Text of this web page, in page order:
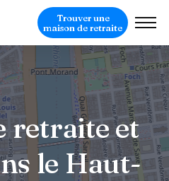
Trouver une
maison de retraite
retraite et
le Haut-